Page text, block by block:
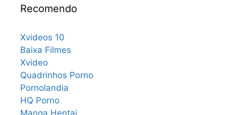
Recomendo
Xvideos 10
Baixa Filmes
Xvideo
Quadrinhos Porno
Pornolandia
HQ Porno
Manga Hentai